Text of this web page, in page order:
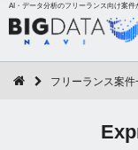
AI・データ分析のフリーランス向け案件
フリーランス案件